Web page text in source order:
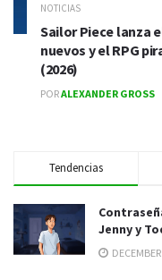
NOTICIAS
Sailor Piece lanza
nuevos y el RPG
(2026)
PORALEXANDER GROSS
Tendencias
Jenny y